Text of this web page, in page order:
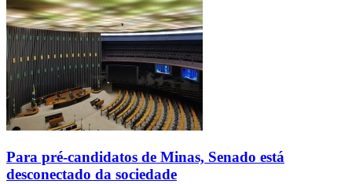
Para pré-candidatos de Minas, Senado está
desconectado da sociedade